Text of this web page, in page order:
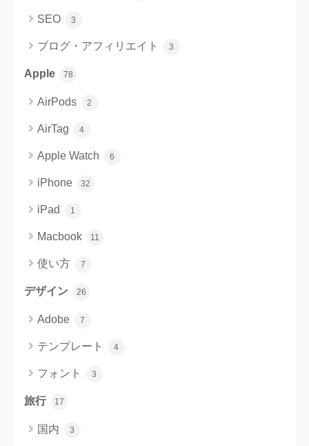
SEO 3
ブログ・アフィリエイト 3
Apple 78
AirPods 2
AirTag 4
Apple Watch 6
iPhone 32
iPad 1
Macbook 11
使い方 7
デザイン 26
Adobe 7
テンプレート 4
フォント 3
旅行 17
国内 3